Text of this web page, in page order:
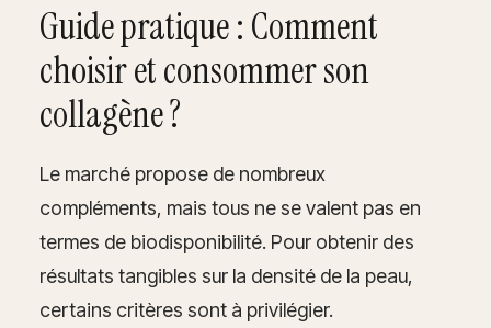
Guide pratique : Comment
choisir et consommer son
collagène ?
Le marché propose de nombreux
compléments, mais tous ne se valent pas en
termes de biodisponibilité. Pour obtenir des
résultats tangibles sur la densité de la peau,
certains critères sont à privilégier.